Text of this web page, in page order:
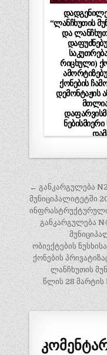
“ლანჩხუთის
და
რიცხული)
ქონების
დემონტაჟის
ნებისმიერი
პოსტის
ნავიგაცია
← განკარგულება
მუნიციპალიტეტში
ინფრასტრუქტურული
განკარგულება
ობიექტების
ქონების
ლანჩხუთის
წლის 28 მარტის